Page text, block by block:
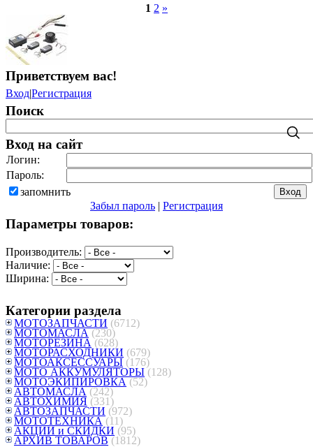
1 2 »
Приветствуем вас!
Вход|Регистрация
Поиск
Вход на сайт
Логин:
Пароль:
запомнить
Забыл пароль | Регистрация
Параметры товаров:
Производитель:
Наличие:
Ширина:
Категории раздела
МОТОЗАПЧАСТИ (6712)
МОТОМАСЛА (230)
МОТОРЕЗИНА (628)
МОТОРАСХОДНИКИ (679)
МОТОАКСЕССУАРЫ (176)
МОТО АККУМУЛЯТОРЫ (128)
МОТОЭКИПИРОВКА (52)
АВТОМАСЛА (242)
АВТОХИМИЯ (331)
АВТОЗАПЧАСТИ (972)
МОТОТЕХНИКА (11)
АКЦИИ и СКИДКИ (95)
АРХИВ ТОВАРОВ (1812)